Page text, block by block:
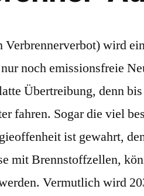
Verbrennerverbot) wird
noch emissionsfreie
Übertreibung, denn
fahren. Sogar die viel
ist gewahrt,
mit Brennstoffzellen,
Vermutlich wird